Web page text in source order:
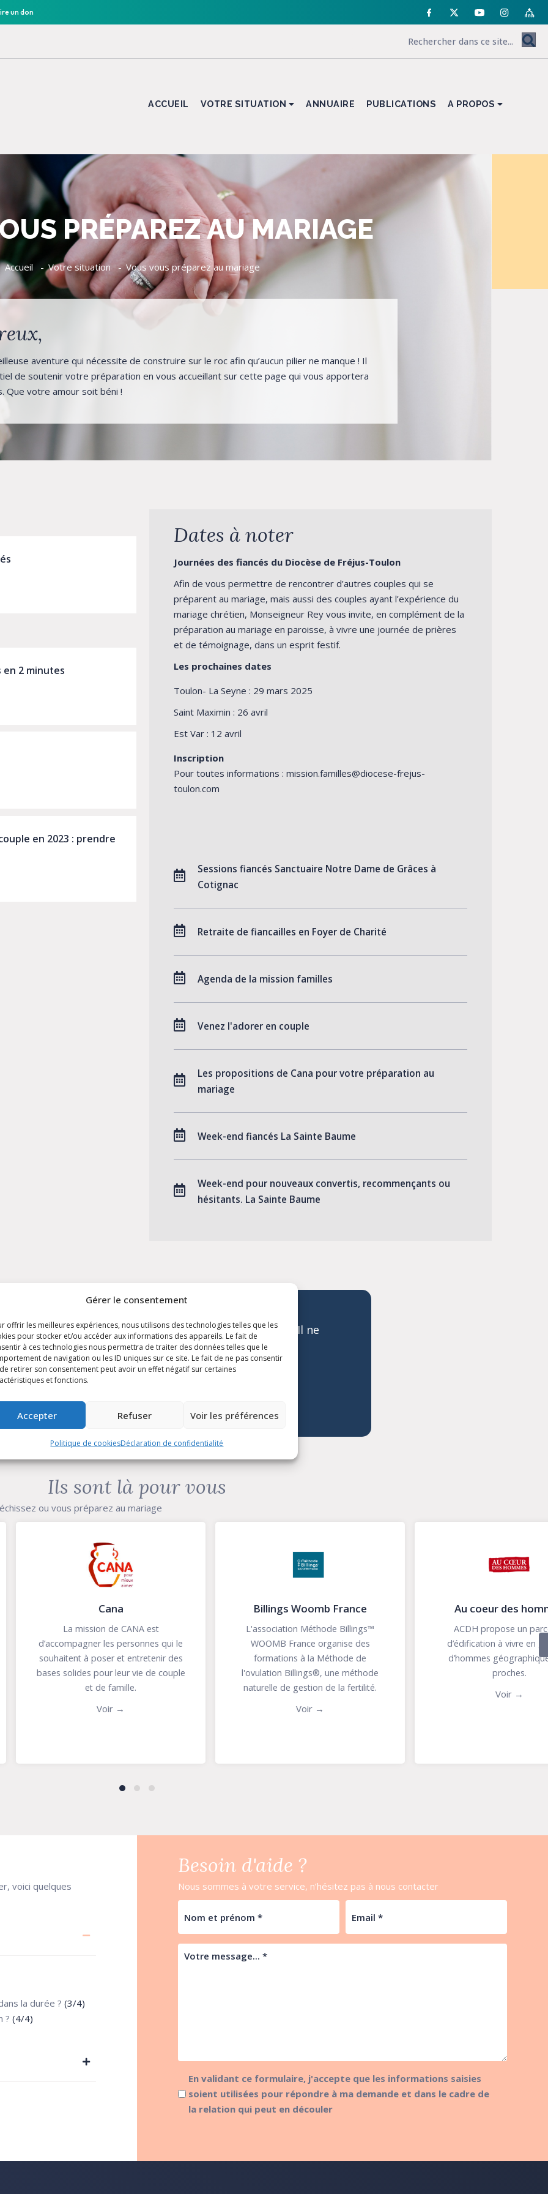
un don
Gérer le consentement
offrir les meilleures expériences, nous utilisons des technologies telles que les
pour stocker et/ou accéder aux informations des appareils. Le fait de
à ces technologies nous permettra de traiter des données telles que le
de navigation ou les ID uniques sur ce site. Le fait de ne pas consentir
retirer son consentement peut avoir un effet négatif sur certaines
et fonctions.
Accepter Refuser Voir les préférences
Politique de cookiesDéclaration de confidentialité
ACCUEIL VOTRE SITUATION ANNUAIRE PUBLICATIONS A PROPOS
PRÉPAREZ AU MARIAGE
Accueil Votre situation Vous vous préparez au mariage
aventure qui nécessite de construire sur le roc afin qu’aucun pilier ne manque ! Il
de soutenir votre préparation en vous accueillant sur cette page qui vous apportera
Que votre amour soit béni !
en 2 minutes
en 2023 : prendre
vœux pour votre couple en 2023 : prendre 3 résolutions !
Dates à noter
Journées des fiancés du Diocèse de Fréjus-Toulon
Afin de vous permettre de rencontrer d’autres couples qui se
préparent au mariage, mais aussi des couples ayant l’expérience du
mariage chrétien, Monseigneur Rey vous invite, en complément de la
préparation au mariage en paroisse, à vivre une journée de prières
et de témoignage, dans un esprit festif.
Les prochaines dates
Toulon- La Seyne : 29 mars 2025
Saint Maximin : 26 avril
Est Var : 12 avril
Inscription
Pour toutes informations : mission.familles@diocese-frejus-
toulon.com
Sessions fiancés Sanctuaire Notre Dame de Grâces à
Cotignac
Retraite de fiancailles en Foyer de Charité
Agenda de la mission familles
Venez l'adorer en couple
Les propositions de Cana pour votre préparation au
mariage
Week-end fiancés La Sainte Baume
Week-end pour nouveaux convertis, recommençants ou
hésitants. La Sainte Baume
est un art, un patient, beau et fascinant voyage. Il ne
pas une fois que vous avez gagné l’amour de l’autre…
contraire, c’est précisément là où il commence ! »
Ils sont là pour vous
ou vous préparez au mariage
mission de CANA est
les personnes qui le
à poser et entretenir des
pour leur vie de couple
Billings Woomb France
L'association Méthode Billings™
WOOMB France organise des
formations à la Méthode de
l'ovulation Billings®, une méthode
naturelle de gestion de la fertilité.
Au coeur des hommes
ACDH propose un parcours
d’édification à vivre en groupes
d’hommes géographiquement
voici quelques
la durée ? (3/4)
? (4/4)
Besoin d'aide ?
Nous sommes à votre service, n’hésitez pas à nous contacter
En validant ce formulaire, j'accepte que les informations saisies
soient utilisées pour répondre à ma demande et dans le cadre de
la relation qui peut en découler